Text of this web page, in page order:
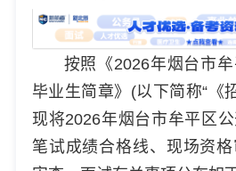
按照《2026年烟台市
毕业生简章》(以下简称“《
现将2026年烟台市牟平区
笔试成绩合格线、现场资